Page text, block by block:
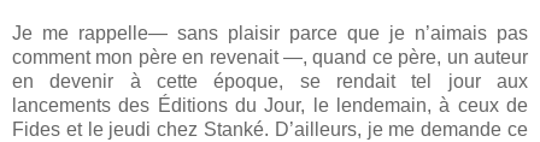
Je me rappelle— sans plaisir parce que je n’aimais pas
comment mon père en revenait —, quand ce père, un auteur
en devenir à cette époque, se rendait tel jour aux
lancements des Éditions du Jour, le lendemain, à ceux de
Fides et le jeudi chez Stanké. D’ailleurs, je me demande ce